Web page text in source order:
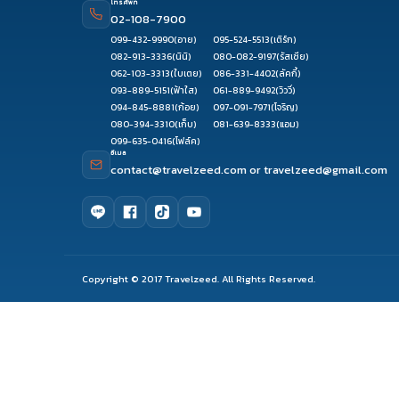
โทรศัพท์
02-108-7900
099-432-9990(อาย) 095-524-5513(เติร์ก)
082-913-3336(นินิ) 080-082-9197(รัสเซีย)
062-103-3313(ใบเตย) 086-331-4402(ลัคกี้)
093-889-5151(ฟ้าใส) 061-889-9492(วิววี่)
094-845-8881(ก้อย) 097-091-7971(โจริญ)
080-394-3310(เก็บ) 081-639-8333(แอม)
099-635-0416(โฟล์ค)
อีเมล
contact@travelzeed.comortravelzeed@gmail.com
Copyright © 2017 Travelzeed. All Rights Reserved.